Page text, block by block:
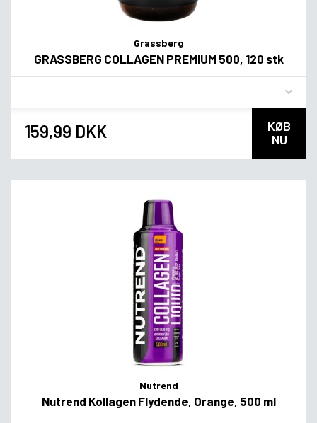
Grassberg
GRASSBERG COLLAGEN PREMIUM 500, 120 stk
159,99 DKK
KØB
NU
Nutrend
Nutrend Kollagen Flydende, Orange, 500 ml